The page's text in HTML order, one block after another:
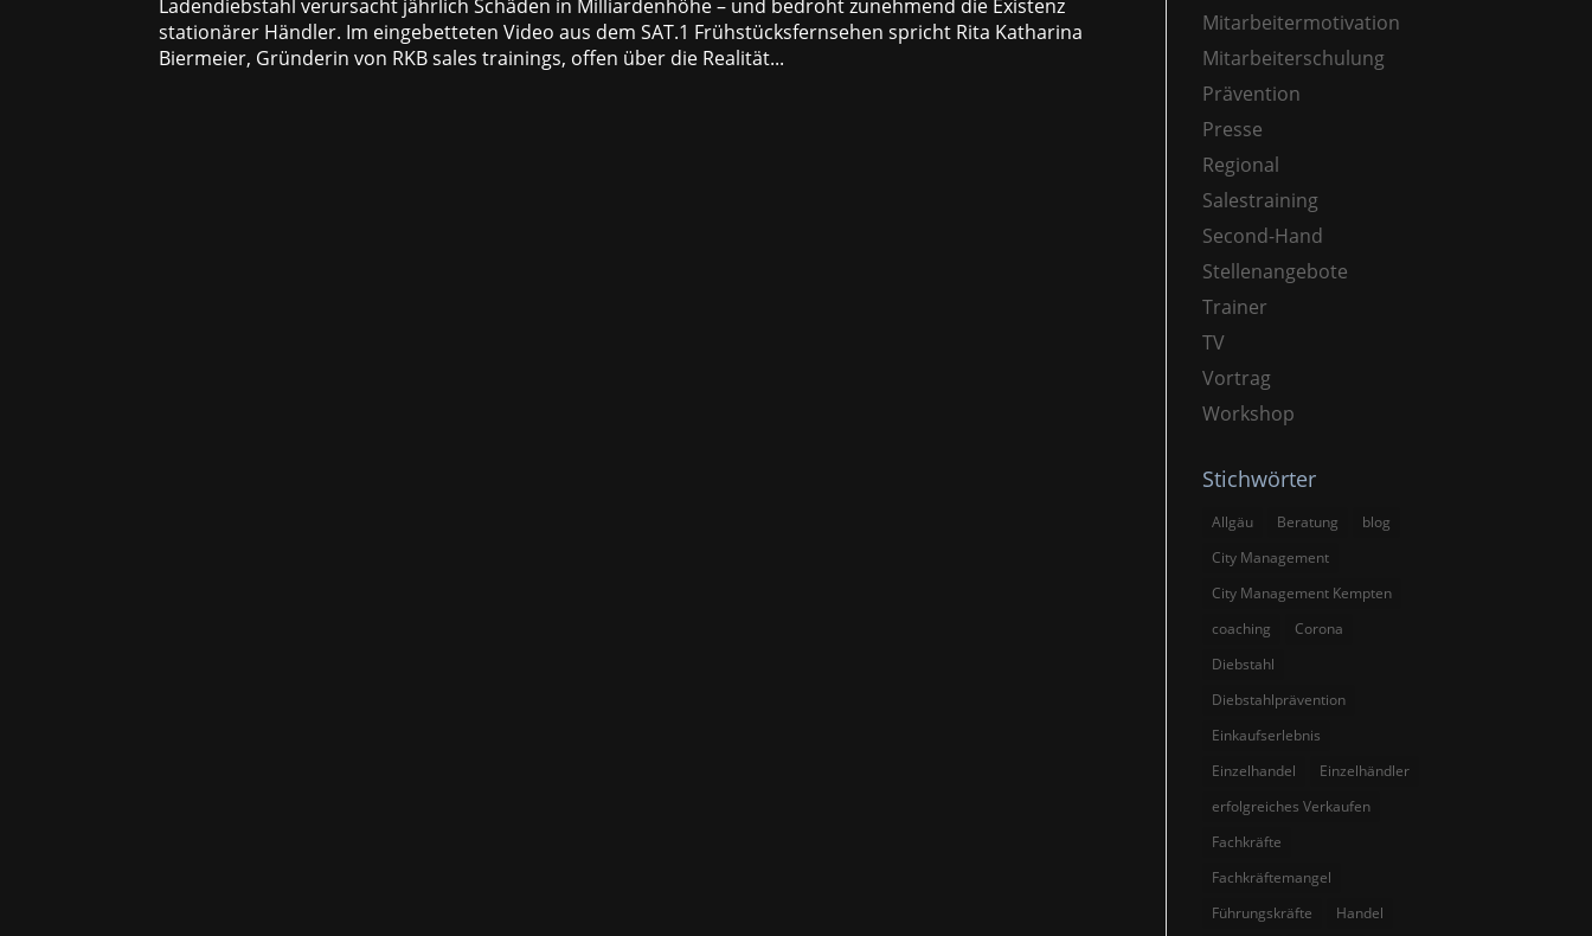
Ladendiebstahl verursacht jährlich Schäden in Milliardenhöhe – und bedroht zunehmend die Existenz
stationärer Händler. Im eingebetteten Video aus dem SAT.1 Frühstücksfernsehen spricht Rita Katharina
Biermeier, Gründerin von RKB sales trainings, offen über die Realität...
Mitarbeitermotivation
Mitarbeiterschulung
Prävention
Presse
Regional
Salestraining
Second-Hand
Stellenangebote
Trainer
TV
Vortrag
Workshop
Stichwörter
Allgäu Beratung
blog
City Management
City Management Kempten
coaching
Corona
Diebstahl
Diebstahlprävention
Einkaufserlebnis
Einzelhandel
Einzelhändler
erfolgreiches Verkaufen
Fachkräfte
Fachkräftemangel
Führungskräfte
Handel